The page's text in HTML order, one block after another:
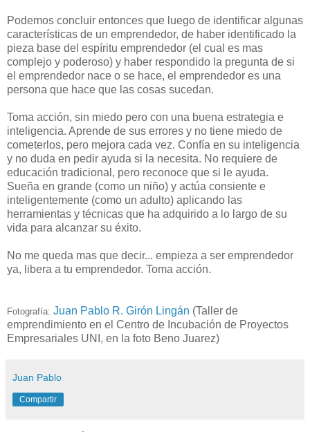
Podemos concluir entonces que luego de identificar algunas
características de un emprendedor, de haber identificado la
pieza base del espíritu emprendedor (el cual es mas
complejo y poderoso) y haber respondido la pregunta de si
el emprendedor nace o se hace, el emprendedor es una
persona que hace que las cosas sucedan.
Toma acción, sin miedo pero con una buena estrategia e
inteligencia. Aprende de sus errores y no tiene miedo de
cometerlos, pero mejora cada vez. Confía en su inteligencia
y no duda en pedir ayuda si la necesita. No requiere de
educación tradicional, pero reconoce que si le ayuda.
Sueña en grande (como un niño) y actúa consiente e
inteligentemente (como un adulto) aplicando las
herramientas y técnicas que ha adquirido a lo largo de su
vida para alcanzar su éxito.
No me queda mas que decir... empieza a ser emprendedor
ya, libera a tu emprendedor. Toma acción.
Fotografía: Juan Pablo R. Girón Lingán (Taller de
emprendimiento en el Centro de Incubación de Proyectos
Empresariales UNI, en la foto Beno Juarez)
Juan Pablo
Compartir